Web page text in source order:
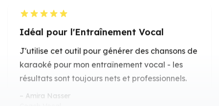
karaoké pour mon entraînement vocal - les
résultats sont toujours nets et professionnels.
Amira Nasser
Coach Vocal